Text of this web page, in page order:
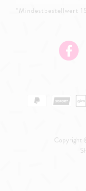
*Mindestbestellwert
Copyright